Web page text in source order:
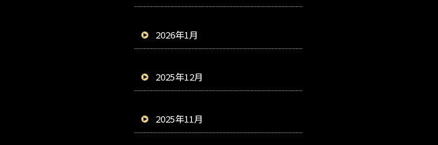
2026年1月
2025年12月
2025年11月